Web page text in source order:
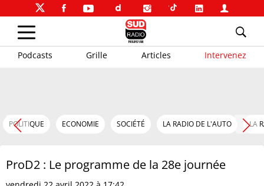
Podcasts Grille Articles Intervenez
POLITIQUE ECONOMIE SOCIÉTÉ LA RADIO DE L'AUTO LA
ProD2 : Le programme de la 28e journée